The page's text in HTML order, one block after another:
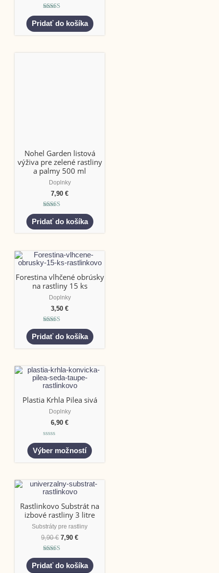
Hodnotenie
5.00
z 5
Pridať do košíka
Nohel Garden listová
výživa pre zelené rastliny
a palmy 500 ml
Doplnky
7,90€
Hodnotenie
5.00
z 5
Pridať do košíka
Forestina vlhčené obrúsky
na rastliny 15 ks
Doplnky
3,50€
Hodnotenie
5.00
z 5
Pridať do košíka
Plastia Krhla Pilea sivá
Doplnky
6,90€
Hodnotenie
0
z
5
Výber možností
Rastlinkovo Substrát na
izbové rastliny 3 litre
Substráty pre rastliny
9,90€ 7,90€
Hodnotenie
5.00
z 5
Pridať do košíka